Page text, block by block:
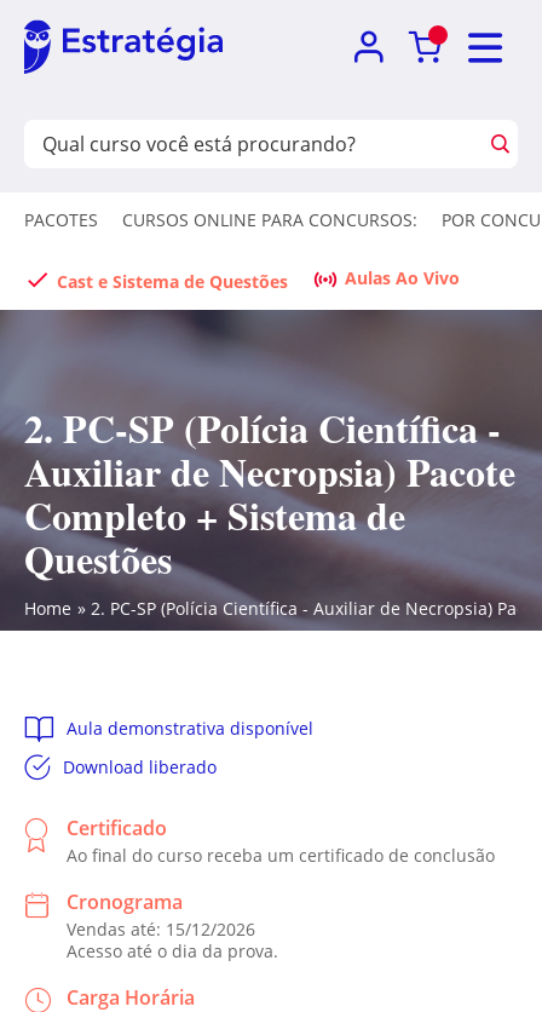
PACOTES CURSOS ONLINE PARA CONCURSOS: POR
Cast e Sistema de Questões Aulas Ao Vivo
2. PC-SP (Polícia Científica -
Auxiliar de Necropsia) Pacote
Completo + Sistema de
Questões
Home 2. PC-SP (Polícia Científica - Auxiliar de Necropsia)
Aula demonstrativa disponível
Download liberado
Certificado
Ao final do curso receba um certificado de conclusão
Cronograma
Vendas até: 15/12/2026
Acesso até o dia da prova.
Carga Horária